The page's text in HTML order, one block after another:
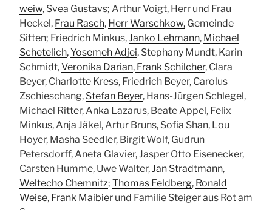
weiw, Svea Gustavs; Arthur Voigt, Herr und Frau
Heckel, Frau Rasch, Herr Warschkow, Gemeinde
Sitten; Friedrich Minkus, Janko Lehmann, Michael
Schetelich,Yosemeh Adjei, Stephany Mundt, Karin
Schmidt,Veronika Darian, Frank Schilcher, Clara
Beyer, Charlotte Kress, Friedrich Beyer, Carolus
Zschieschang, Stefan Beyer, Hans-Jürgen Schlegel,
Michael Ritter, Anka Lazarus, Beate Appel, Felix
Minkus, Anja Jäkel, Artur Bruns, Sofia Shan, Lou
Hoyer, Masha Seedler, Birgit Wolf, Gudrun
Petersdorff, Aneta Glavier, Jasper Otto Eisenecker,
Carsten Humme, Uwe Walter, Jan Stradtmann,
Weltecho Chemnitz; Thomas Feldberg, Ronald
Weise, Frank Maibier und Familie Steiger aus Rot am